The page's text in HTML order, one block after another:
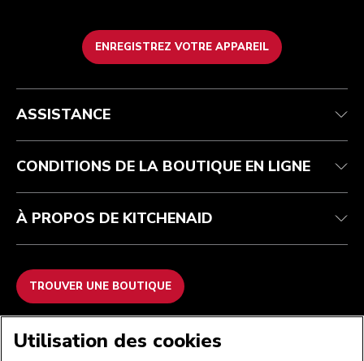
ENREGISTREZ VOTRE APPAREIL
Health Check
Suivez votre commande
Garantie et documents
Recupel
Conditions générales de vente
Retours et remboursements
Imprint
ODR
La marque
Trouver une boutique
ASSISTANCE
CONDITIONS DE LA BOUTIQUE EN LIGNE
À PROPOS DE KITCHENAID
TROUVER UNE BOUTIQUE
NOUS ACCEPTONS
Utilisation des cookies